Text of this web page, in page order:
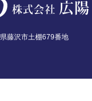
藤沢市土棚679番地